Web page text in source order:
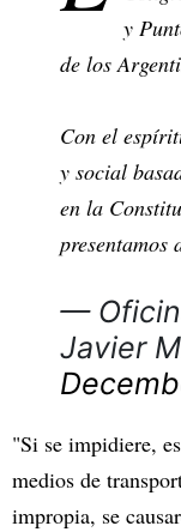
y
de los
Con el
y social
en la
presentamos
—
Javier
"Si se impidiere,
medios de
impropia, se